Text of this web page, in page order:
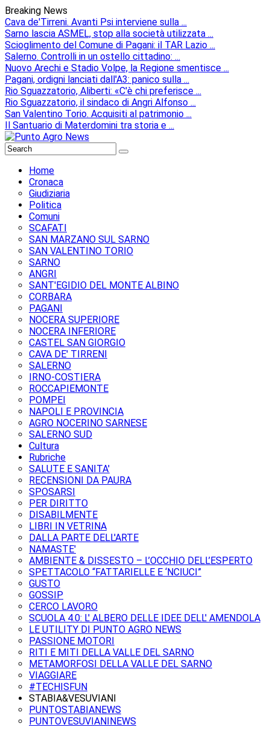
Breaking News
Cava de'Tirreni. Avanti Psi interviene sulla ...
Sarno lascia ASMEL, stop alla società utilizzata ...
Scioglimento del Comune di Pagani: il TAR Lazio ...
Salerno. Controlli in un ostello cittadino: ...
Nuovo Arechi e Stadio Volpe, la Regione smentisce ...
Pagani, ordigni lanciati dall'A3: panico sulla ...
Rio Sguazzatorio, Aliberti: «C'è chi preferisce ...
Rio Sguazzatorio, il sindaco di Angri Alfonso ...
San Valentino Torio. Acquisiti al patrimonio ...
Il Santuario di Materdomini tra storia e ...
Home
Cronaca
Giudiziaria
Politica
Comuni
SCAFATI
SAN MARZANO SUL SARNO
SAN VALENTINO TORIO
SARNO
ANGRI
SANT'EGIDIO DEL MONTE ALBINO
CORBARA
PAGANI
NOCERA SUPERIORE
NOCERA INFERIORE
CASTEL SAN GIORGIO
CAVA DE' TIRRENI
SALERNO
IRNO-COSTIERA
ROCCAPIEMONTE
POMPEI
NAPOLI E PROVINCIA
AGRO NOCERINO SARNESE
SALERNO SUD
Cultura
Rubriche
SALUTE E SANITA'
RECENSIONI DA PAURA
SPOSARSI
PER DIRITTO
DISABILMENTE
LIBRI IN VETRINA
DALLA PARTE DELL'ARTE
NAMASTE'
AMBIENTE & DISSESTO – L’OCCHIO DELL’ESPERTO
SPETTACOLO “FATTARIELLE E ‘NCIUCI”
GUSTO
GOSSIP
CERCO LAVORO
SCUOLA 4.0: L' ALBERO DELLE IDEE DELL' AMENDOLA
LE UTILITY DI PUNTO AGRO NEWS
PASSIONE MOTORI
RITI E MITI DELLA VALLE DEL SARNO
METAMORFOSI DELLA VALLE DEL SARNO
VIAGGIARE
#TECHISFUN
STABIA&VESUVIANI
PUNTOSTABIANEWS
PUNTOVESUVIANINEWS